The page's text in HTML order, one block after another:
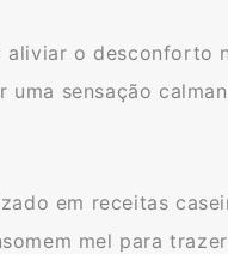
o desconforto
sensação
em receitas
mel para